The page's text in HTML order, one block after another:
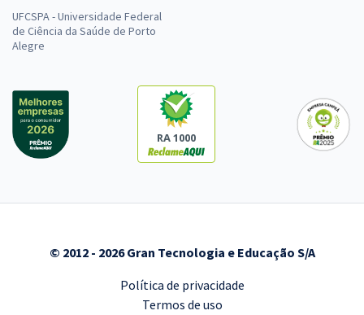
UFCSPA - Universidade Federal
de Ciência da Saúde de Porto
Alegre
RA 1000
© 2012 - 2026 Gran Tecnologia e Educação S/A
Política de privacidade
Termos de uso